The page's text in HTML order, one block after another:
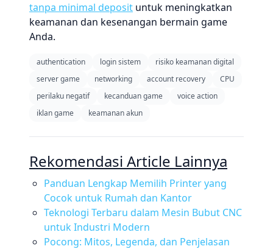
tanpa minimal deposit untuk meningkatkan
keamanan dan kesenangan bermain game
Anda.
authentication login sistem
risiko keamanan digital
server game
networking account recovery
CPU
perilaku negatif
kecanduan game
voice action
iklan game
keamanan akun
Rekomendasi Article Lainnya
Panduan Lengkap Memilih Printer yang
Cocok untuk Rumah dan Kantor
Teknologi Terbaru dalam Mesin Bubut CNC
untuk Industri Modern
Pocong: Mitos, Legenda, dan Penjelasan